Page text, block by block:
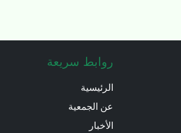
روابط سريعة
الرئيسية
عن الجمعية
الأخبار